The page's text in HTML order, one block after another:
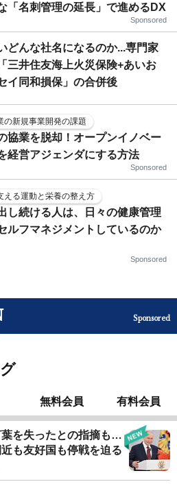
「名刺管理の延長」で進めるDX
Sponsored
どんな社名になるのか...専門家
三井住友海上火災保険+あいお
イ同和損保」の合併後
の新規事業開発の課題
協業を脱却！オープンイノベー
経営アジェンダにする方法
Sponsored
える運動と栄養の整え方
し続ける人は、日々の健康管理
ルフマネジメントしているのか
Sponsored
Sponsored
無料会員 有料会員
を失ったとの指摘も…
も友好国も停戦を迫る